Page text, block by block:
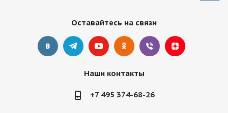
Оставайтесь на связи
Наши контакты
+7 495 374-68-26